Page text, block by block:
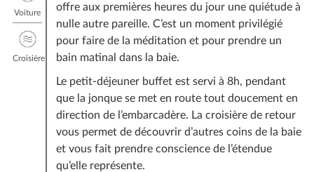
offre aux premières heures du jour une quiétude à
nulle autre pareille. C’est un moment privilégié
pour faire de la méditation et pour prendre un
bain matinal dans la baie.
Le petit-déjeuner buffet est servi à 8h, pendant
que la jonque se met en route tout doucement en
direction de l’embarcadère. La croisière de retour
vous permet de découvrir d’autres coins de la baie
et vous fait prendre conscience de l’étendue
qu’elle représente.
Voiture
Croisière